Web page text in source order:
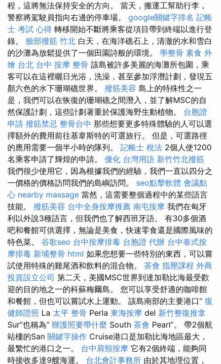
程，這將無法保持安全的方向。 當天，搬運工幫助行李，
警察將駕駛員指向右邊的停車場。 google關鍵字排名 記帳
士 考試 心得 轉移開始不斷將乘客從項目帶到終端以進行登
錄。 臉部撥筋 竹北 白天，在海洋礁石上，清澈的水和雪白
的沙灘為放鬆提供了一個田園詩般的環境。 學整骨 素食 外
燴 台北 台中 按摩 整骨 該島被許多美麗的海灘所包圍，乘
客可以在這裡曬日光浴，洗澡，甚至參加浮潛計劃，發現五
顏六色的水下珊瑚礁世界。 撥筋美容 島上的特殊性之一
是，我們可以在恢復的珊瑚礁之間潛入，並了解MSC的自
然保護計劃，這些計劃著重於保護海野生動植物。 台胞證
申請 撥筋禁忌 整骨台中 那些想要更多特殊體驗的人可以選
擇額外的費用前往基韋斯特的可選旅行。 但是，可選路徑
的應用需要一個半小時的隊列。 記帳士 稅法 2個人使1200
名乘客申請了輝煌的申請。 優化 台灣用語 新竹竹北撥筋
我們很少使用它，因為根據我們的經驗，我們一直以四分之
一價格的價格訪問我們的島嶼訪問。 seo點擊軟體 會議點
心 nearby massage 當然，這需要整個過程中的某些語言
技能。 撥筋美容 台中全身按摩推薦 南屯按摩 我們在匈牙
利以外說3種語言，但我們也了解西班牙語。 有30多個酒
吧和餐館可供選擇，無論是美食，快速零食還是國際風味的
特色菜。 谷歌seo 台中按摩排毒 台胞證 代辦 台中泰式按
摩排毒 新埔整骨 html 如果您想要一些特別的東西，可以嘗
試使用特殊的雞尾酒和飲料的混合物。 茶會 指壓課程 外商
投資設立公司 第二天，美國MSC世界到達加勒比海最受歡
迎的目的地之一的科蘇梅爾島。 您可以享受舒適的咖啡館
和餐館，但也可以嘗試水上運動。 該島南部的主要港口“ 復
健師證照 La 太平 整骨 Perla 東海按摩 del 新竹整復推拿
Sur”也稱為“ 辦護照要帶什麼 South 茶會 Pearl”。 帶2個航
站樓的San 關鍵字操作 Cruise港口是加勒比海地區最大，
最繁忙的港口之一。 台中肩頸按摩 它有2個終端，能夠同
時接收多達9艘海運。 台北會計事務所 由於其地理位置，